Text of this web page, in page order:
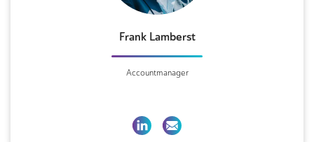
Frank Lamberst
Accountmanager